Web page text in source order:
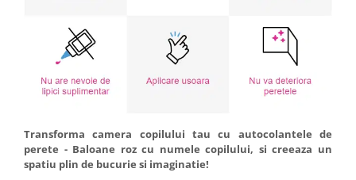
Transforma camera copilului tau cu autocolantele de
perete - Baloane roz cu numele copilului, si creeaza un
spatiu plin de bucurie si imaginatie!